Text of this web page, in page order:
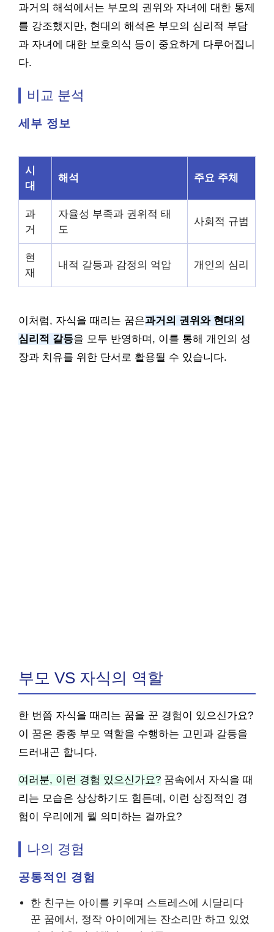
과거의 해석에서는 부모의 권위와 자녀에 대한 통제
를 강조했지만, 현대의 해석은 부모의 심리적 부담
과 자녀에 대한 보호의식 등이 중요하게 다루어집니
다.
비교 분석
세부 정보
시
대
해석 주요 주체
과
거
자율성 부족과 권위적 태
도
사회적 규범
현
재
내적 갈등과 감정의 억압 개인의 심리
이처럼, 자식을 때리는 꿈은과거의 권위와 현대의
심리적 갈등을 모두 반영하며, 이를 통해 개인의 성
장과 치유를 위한 단서로 활용될 수 있습니다.
부모 VS 자식의 역할
한 번쯤 자식을 때리는 꿈을 꾼 경험이 있으신가요?
이 꿈은 종종 부모 역할을 수행하는 고민과 갈등을
드러내곤 합니다.
여러분, 이런 경험 있으신가요? 꿈속에서 자식을 때
리는 모습은 상상하기도 힘든데, 이런 상징적인 경
험이 우리에게 뭘 의미하는 걸까요?
나의 경험
공통적인 경험
한 친구는 아이를 키우며 스트레스에 시달리다
꾼 꿈에서, 정작 아이에게는 잔소리만 하고 있었